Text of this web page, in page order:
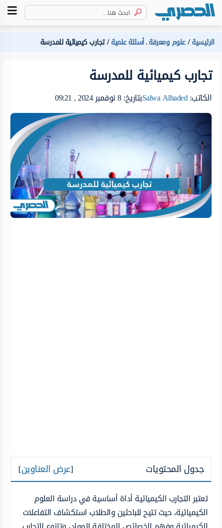
الرئيسية علوم ومعرفة،أسئلة علمية تجارب كيميائية للمدرسة
تجارب كيميائية للمدرسة
الكاتب:Salwa Alhadedبتاريخ: 8 نوفمبر 2024 , 09:21
جدول المحتويات [عرض العناوين]
تعتبر التجارب الكيميائية أداة أساسية في دراسة العلوم
الكيميائية، حيث تتيح للباحثين والطلاب استكشاف التفاعلات